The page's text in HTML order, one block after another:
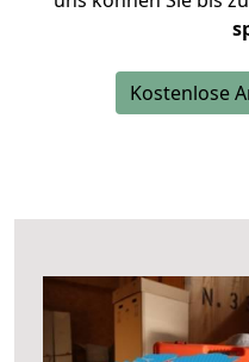
Kostenlose